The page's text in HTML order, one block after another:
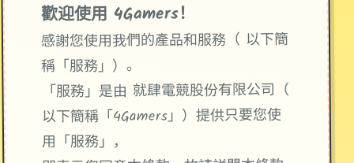
歡迎使用 4Gamers！
感謝您使用我們的產品和服務（ 以下簡
稱「服務」）。
「服務」是由 就肆電競股份有限公司（
以下簡稱「4Gamers」）提供只要您使
用「服務」，